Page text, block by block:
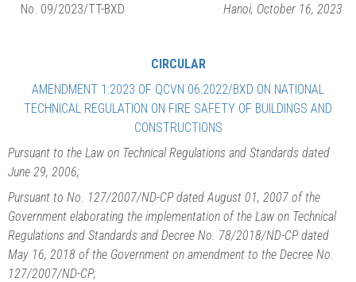
No. 09/2023/TT-BXD
Hanoi, October 16, 2023
CIRCULAR
AMENDMENT 1:2023 OF QCVN 06:2022/BXD ON NATIONAL
TECHNICAL REGULATION ON FIRE SAFETY OF BUILDINGS AND
CONSTRUCTIONS
Pursuant to the Law on Technical Regulations and Standards dated
June 29, 2006;
Pursuant to No. 127/2007/ND-CP dated August 01, 2007 of the
Government elaborating the implementation of the Law on Technical
Regulations and Standards and Decree No. 78/2018/ND-CP dated
May 16, 2018 of the Government on amendment to the Decree No.
127/2007/ND-CP;